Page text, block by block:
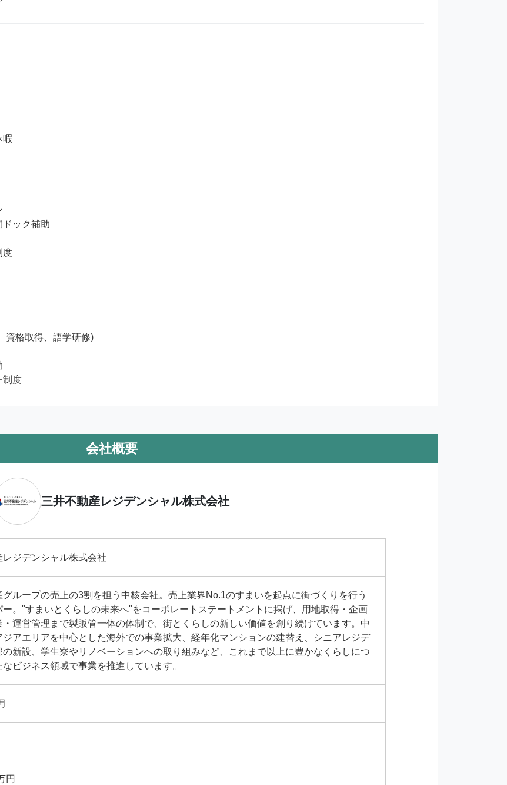
ック補助
度
資格取得、語学研修)
制度
会社概要
三井不動産レジデンシャル株式会社
レジデンシャル株式会社
グループの売上の3割を担う中核会社。売上業界No.1のすまいを起点に街づくりを行う
ー。"すまいとくらしの未来へ"をコーポレートステートメントに掲げ、用地取得・企画
・運営管理まで製販管一体の体制で、街とくらしの新しい価値を創り続けています。中
ジアエリアを中心とした海外での事業拡大、経年化マンションの建替え、シニアレジデ
の新設、学生寮やリノベーションへの取り組みなど、これまで以上に豊かなくらしにつ
ビジネス領域で事業を推進しています。
円